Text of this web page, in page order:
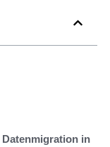
Datenmigration in